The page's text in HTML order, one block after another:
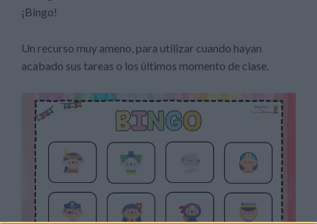
¡Bingo!
Un recurso muy ameno, para utilizar cuando hayan
acabado sus tareas o los últimos momento de clase.